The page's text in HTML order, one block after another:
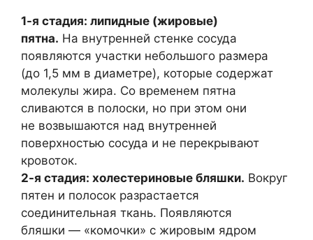
1-я стадия: липидные (жировые)
пятна. На внутренней стенке сосуда
появляются участки небольшого размера
(до 1,5 мм в диаметре), которые содержат
молекулы жира. Со временем пятна
сливаются в полоски, но при этом они
не возвышаются над внутренней
поверхностью сосуда и не перекрывают
кровоток.
2-я стадия: холестериновые бляшки. Вокруг
пятен и полосок разрастается
соединительная ткань. Появляются
бляшки — «комочки» с жировым ядром